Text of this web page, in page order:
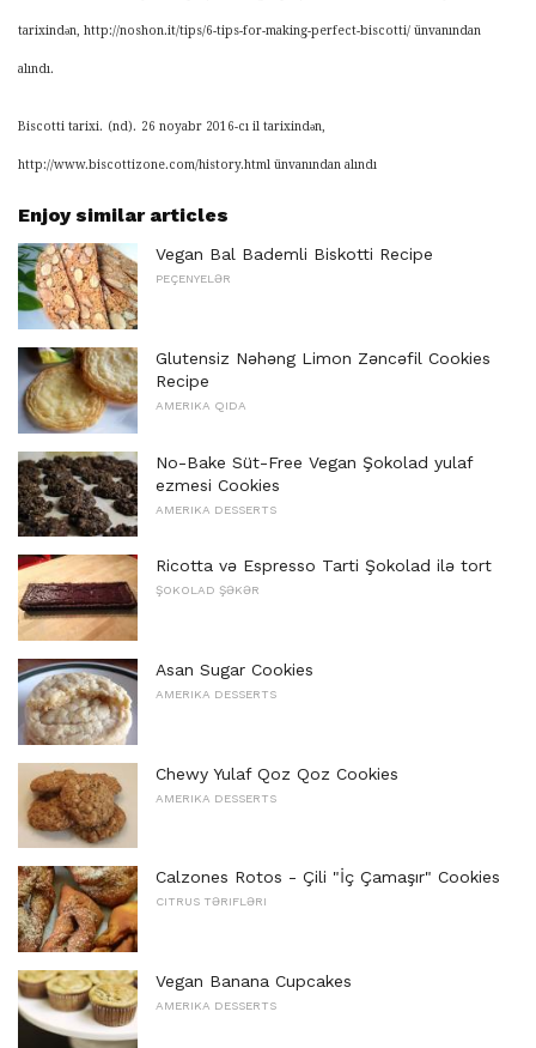
tarixindən, http://noshon.it/tips/6-tips-for-making-perfect-biscotti/ ünvanından
alındı.
Biscotti tarixi. (nd). 26 noyabr 2016-cı il tarixindən,
http://www.biscottizone.com/history.html ünvanından alındı
Enjoy similar articles
Vegan Bal Bademli Biskotti Recipe
PEÇENYELƏR
Glutensiz Nəhəng Limon Zəncəfil Cookies
Recipe
AMERIKA QIDA
No-Bake Süt-Free Vegan Şokolad yulaf
ezmesi Cookies
AMERIKA DESSERTS
Ricotta və Espresso Tarti Şokolad ilə tort
ŞOKOLAD ŞƏKƏR
Asan Sugar Cookies
AMERIKA DESSERTS
Chewy Yulaf Qoz Qoz Cookies
AMERIKA DESSERTS
Calzones Rotos - Çili "İç Çamaşır" Cookies
CITRUS TƏRIFLƏRI
Vegan Banana Cupcakes
AMERIKA DESSERTS